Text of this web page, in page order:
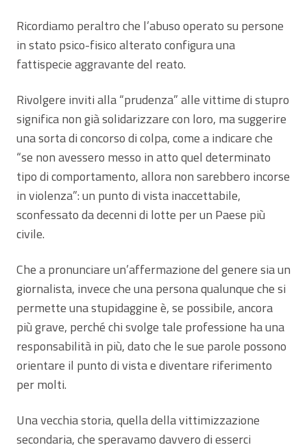
Ricordiamo peraltro che l’abuso operato su persone
in stato psico-fisico alterato configura una
fattispecie aggravante del reato.
Rivolgere inviti alla “prudenza” alle vittime di stupro
significa non già solidarizzare con loro, ma suggerire
una sorta di concorso di colpa, come a indicare che
“se non avessero messo in atto quel determinato
tipo di comportamento, allora non sarebbero incorse
in violenza”: un punto di vista inaccettabile,
sconfessato da decenni di lotte per un Paese più
civile.
Che a pronunciare un’affermazione del genere sia un
giornalista, invece che una persona qualunque che si
permette una stupidaggine è, se possibile, ancora
più grave, perché chi svolge tale professione ha una
responsabilità in più, dato che le sue parole possono
orientare il punto di vista e diventare riferimento
per molti.
Una vecchia storia, quella della vittimizzazione
secondaria, che speravamo davvero di esserci